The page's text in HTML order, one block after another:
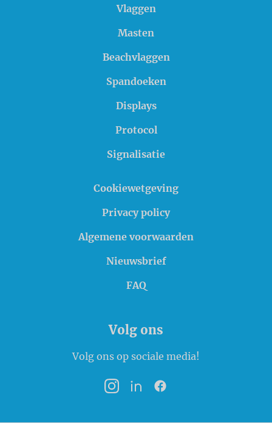
Vlaggen
Masten
Beachvlaggen
Spandoeken
Displays
Protocol
Signalisatie
Cookiewetgeving
Privacy policy
Algemene voorwaarden
Nieuwsbrief
FAQ
Volg ons
Volg ons op sociale media!
InstagramLinkedInFacebook